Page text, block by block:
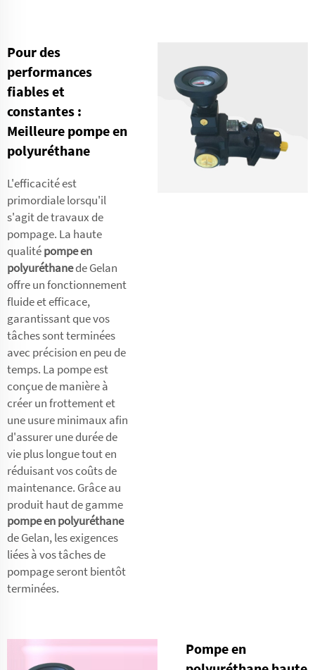
Pour des
performances
fiables et
constantes :
Meilleure pompe en
polyuréthane
L'efficacité est
primordiale lorsqu'il
s'agit de travaux de
pompage. La haute
qualitépompe en
polyuréthanede Gelan
offre un fonctionnement
fluide et efficace,
garantissant que vos
tâches sont terminées
avec précision en peu de
temps. La pompe est
conçue de manière à
créer un frottement et
une usure minimaux afin
d'assurer une durée de
vie plus longue tout en
réduisant vos coûts de
maintenance. Grâce au
produit haut de gamme
pompe en polyuréthane
de Gelan, les exigences
liées à vos tâches de
pompage seront bientôt
terminées.
Pompe en